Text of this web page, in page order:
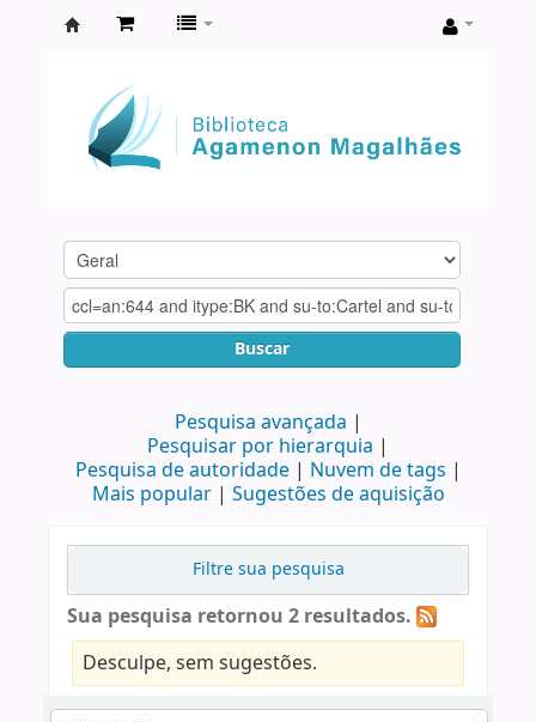
Agamenon
Magalhães
Buscar
Pesquisa avançada
Pesquisar por hierarquia
Pesquisa de autoridade
Nuvem de tags
Mais popular
Sugestões de aquisição
Filtre sua pesquisa
Sua pesquisa retornou 2 resultados.
Desculpe, sem sugestões.